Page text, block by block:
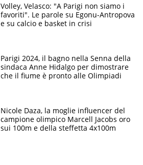
Volley, Velasco: "A Parigi non siamo i
favoriti". Le parole su Egonu-Antropova
e su calcio e basket in crisi
Parigi 2024, il bagno nella Senna della
sindaca Anne Hidalgo per dimostrare
che il fiume è pronto alle Olimpiadi
Nicole Daza, la moglie influencer del
campione olimpico Marcell Jacobs oro
sui 100m e della steffetta 4x100m